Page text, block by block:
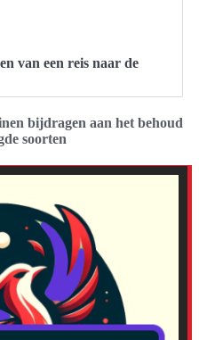
van een reis naar de
bijdragen aan het behoud
soorten